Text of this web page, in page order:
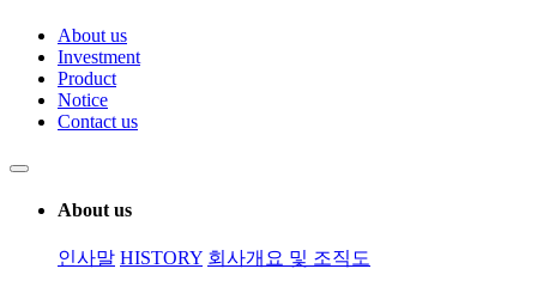
About us
Investment
Product
Notice
Contact us
About us
인사말 HISTORY 회사개요 및 조직도